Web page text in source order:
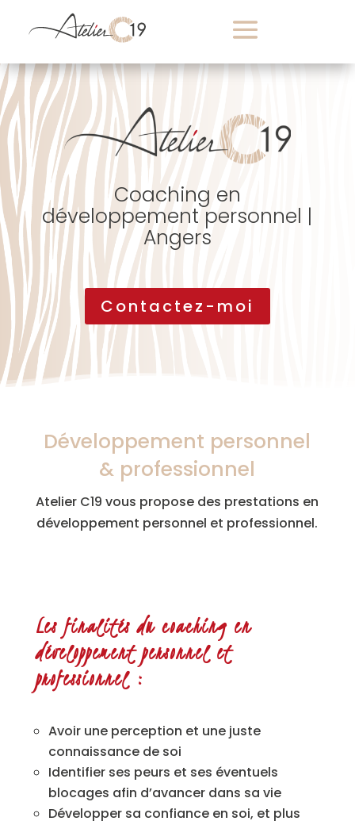
Coaching en
développement personnel |
Angers
Contactez-moi
Développement personnel
& professionnel
Atelier C19 vous propose des prestations en
développement personnel et professionnel.
Les finalités du coaching en
développement personnel et
professionnel :
Avoir une perception et une juste
connaissance de soi
Identifier ses peurs et ses éventuels
blocages afin d’avancer dans sa vie
Développer sa confiance en soi, et plus